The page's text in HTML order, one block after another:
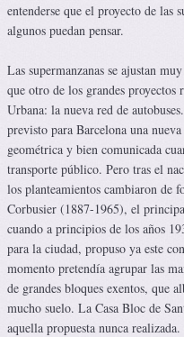
entenderse que el proyecto de las
algunos puedan pensar.
Las supermanzanas se ajustan
que otro de los grandes
Urbana: la nueva red de
previsto para Barcelona una
geométrica y bien comunicada
transporte público. Pero tras el
los planteamientos cambiaron de
Corbusier (1887-1965), el
cuando a principios de los años
para la ciudad, propuso ya este
momento pretendía agrupar las
de grandes bloques exentos, que
mucho suelo. La Casa Bloc de
aquella propuesta nunca